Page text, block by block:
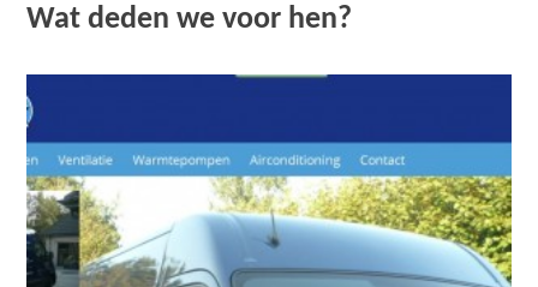
Wat deden we voor hen?